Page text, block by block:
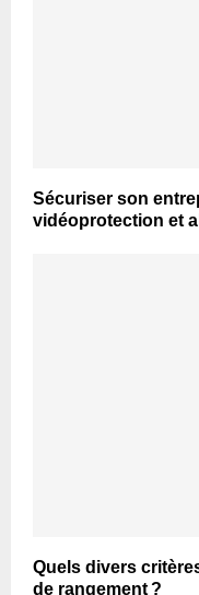
Sécuriser son
vidéoprotection et
Quels divers
de rangement ?